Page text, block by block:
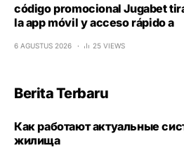
código promocional Jugabet
la app móvil y acceso rápido a
6 AGUSTUS 2026 25 VIEWS
Berita Terbaru
Как работают актуальные
жилища